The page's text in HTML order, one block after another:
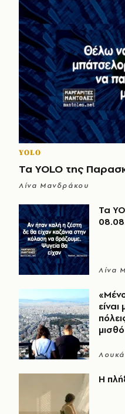
YOLO
Τα YOLO της
Λίνα Μανδράκου
Τα
Λίνα
Η